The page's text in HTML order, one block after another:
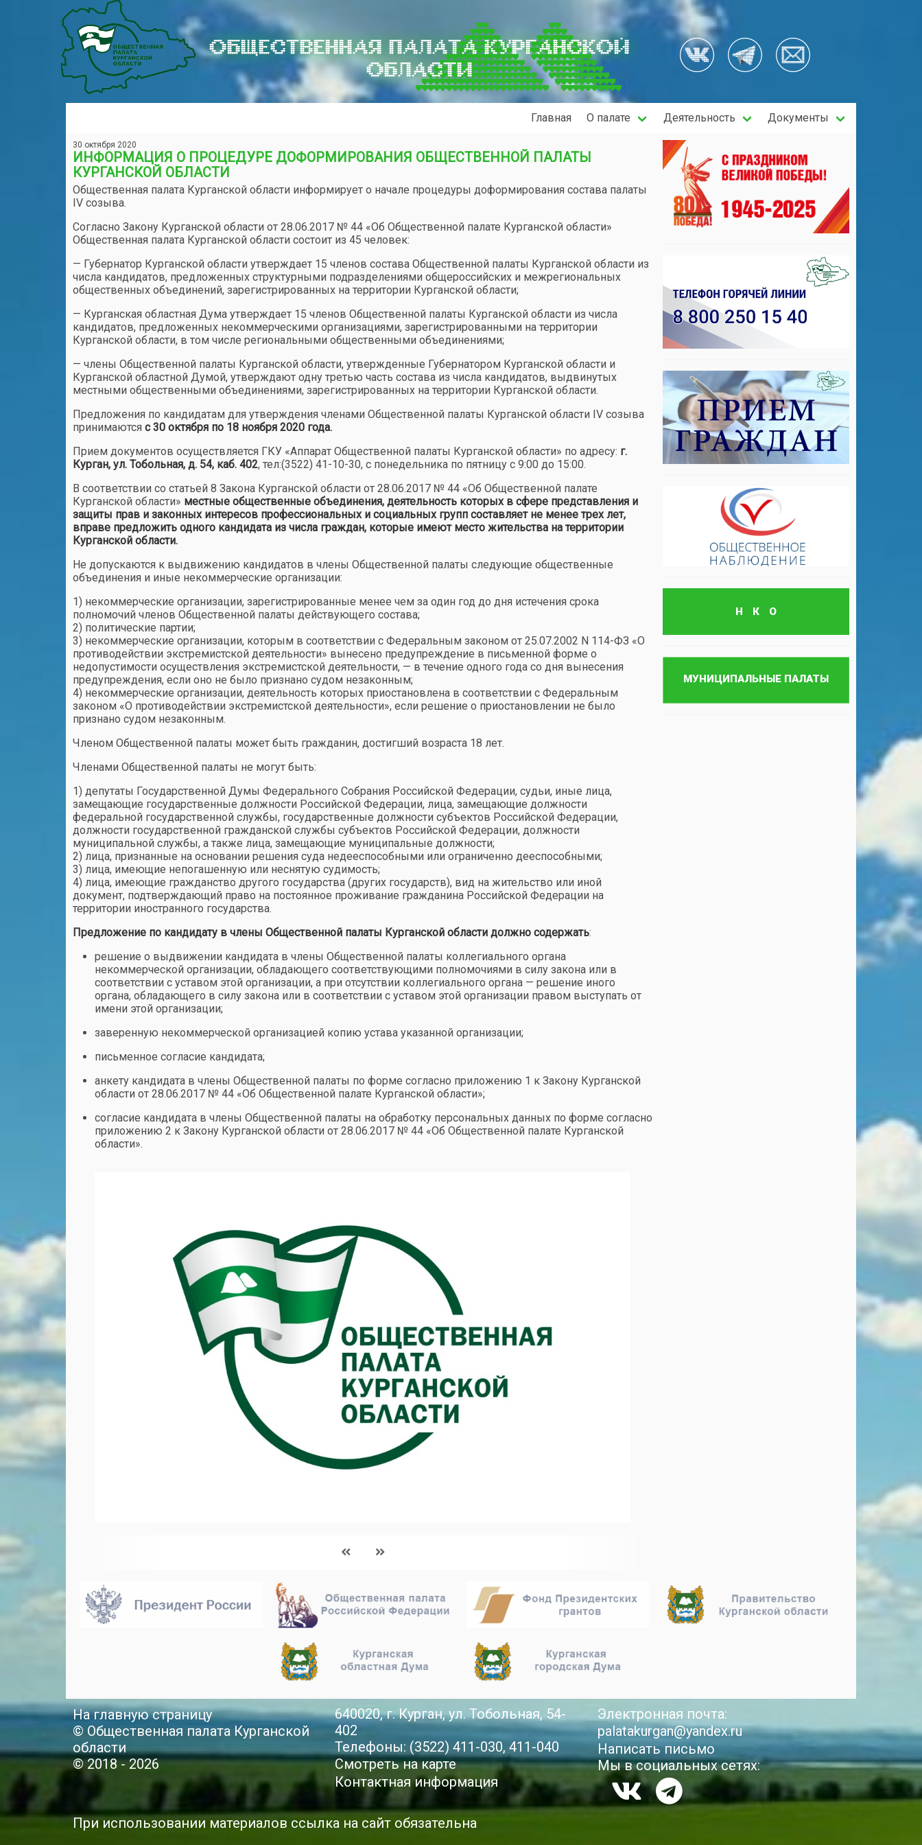
ОБЩЕСТВЕННАЯ ПАЛАТА КУРГАНСКОЙ
ОБЛАСТИ
Главная О палате Деятельность Документы
30 октября 2020
ИНФОРМАЦИЯ О ПРОЦЕДУРЕ ДОФОРМИРОВАНИЯ ОБЩЕСТВЕННОЙ ПАЛАТЫ
КУРГАНСКОЙ ОБЛАСТИ
Общественная палата Курганской области информирует о начале процедуры доформирования состава палаты
IV созыва.
Согласно Закону Курганской области от 28.06.2017 № 44 «Об Общественной палате Курганской области»
Общественная палата Курганской области состоит из 45 человек:
— Губернатор Курганской области утверждает 15 членов состава Общественной палаты Курганской области из
числа кандидатов, предложенных структурными подразделениями общероссийских и межрегиональных
общественных объединений, зарегистрированных на территории Курганской области;
— Курганская областная Дума утверждает 15 членов Общественной палаты Курганской области из числа
кандидатов, предложенных некоммерческими организациями, зарегистрированными на территории
Курганской области, в том числе региональными общественными объединениями;
— члены Общественной палаты Курганской области, утвержденные Губернатором Курганской области и
Курганской областной Думой, утверждают одну третью часть состава из числа кандидатов, выдвинутых
местными общественными объединениями, зарегистрированных на территории Курганской области.
Предложения по кандидатам для утверждения членами Общественной палаты Курганской области IV созыва
принимаются с 30 октября по 18 ноября 2020 года.
Прием документов осуществляется ГКУ «Аппарат Общественной палаты Курганской области» по адресу: г.
Курган, ул. Тобольная, д. 54, каб. 402, тел:(3522) 41-10-30, с понедельника по пятницу с 9:00 до 15:00.
В соответствии со статьей 8 Закона Курганской области от 28.06.2017 № 44 «Об Общественной палате
Курганской области» местные общественные объединения, деятельность которых в сфере представления и
защиты прав и законных интересов профессиональных и социальных групп составляет не менее трех лет,
вправе предложить одного кандидата из числа граждан, которые имеют место жительства на территории
Курганской области.
Не допускаются к выдвижению кандидатов в члены Общественной палаты следующие общественные
объединения и иные некоммерческие организации:
1) некоммерческие организации, зарегистрированные менее чем за один год до дня истечения срока
полномочий членов Общественной палаты действующего состава;
2) политические партии;
3) некоммерческие организации, которым в соответствии с Федеральным законом от 25.07.2002 N 114-ФЗ «О
противодействии экстремистской деятельности» вынесено предупреждение в письменной форме о
недопустимости осуществления экстремистской деятельности, — в течение одного года со дня вынесения
предупреждения, если оно не было признано судом незаконным;
4) некоммерческие организации, деятельность которых приостановлена в соответствии с Федеральным
законом «О противодействии экстремистской деятельности», если решение о приостановлении не было
признано судом незаконным.
Членом Общественной палаты может быть гражданин, достигший возраста 18 лет.
Членами Общественной палаты не могут быть:
1) депутаты Государственной Думы Федерального Собрания Российской Федерации, судьи, иные лица,
замещающие государственные должности Российской Федерации, лица, замещающие должности
федеральной государственной службы, государственные должности субъектов Российской Федерации,
должности государственной гражданской службы субъектов Российской Федерации, должности
муниципальной службы, а также лица, замещающие муниципальные должности;
2) лица, признанные на основании решения суда недееспособными или ограниченно дееспособными;
3) лица, имеющие непогашенную или неснятую судимость;
4) лица, имеющие гражданство другого государства (других государств), вид на жительство или иной
документ, подтверждающий право на постоянное проживание гражданина Российской Федерации на
территории иностранного государства.
Предложение по кандидату в члены Общественной палаты Курганской области должно содержать:
решение о выдвижении кандидата в члены Общественной палаты коллегиального органа
некоммерческой организации, обладающего соответствующими полномочиями в силу закона или в
соответствии с уставом этой организации, а при отсутствии коллегиального органа — решение иного
органа, обладающего в силу закона или в соответствии с уставом этой организации правом выступать от
имени этой организации;
заверенную некоммерческой организацией копию устава указанной организации;
письменное согласие кандидата;
анкету кандидата в члены Общественной палаты по форме согласно приложению 1 к Закону Курганской
области от 28.06.2017 № 44 «Об Общественной палате Курганской области»;
согласие кандидата в члены Общественной палаты на обработку персональных данных по форме согласно
приложению 2 к Закону Курганской области от 28.06.2017 № 44 «Об Общественной палате Курганской
области».
На главную страницу
© Общественная палата Курганской
области
© 2018 - 2026
640020, г. Курган, ул. Тобольная, 54-
402
Телефоны: (3522) 411-030, 411-040
Смотреть на карте
Контактная информация
Электронная почта:
palatakurgan@yandex.ru
Написать письмо
Мы в социальных сетях:
При использовании материалов ссылка на сайт обязательна